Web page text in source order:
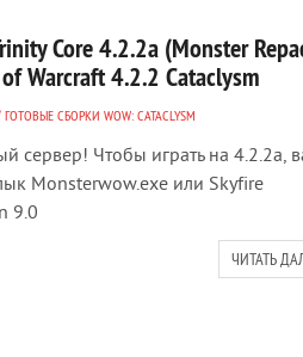
Core 4.2.2a (Monster
Warcraft 4.2.2 Cataclysm
ГОТОВЫЕ СБОРКИ WOW: CATACLYSM
сервер! Чтобы играть на 4.2.2a,
Monsterwow.exe или Skyfire
9.0
ЧИТАТЬ